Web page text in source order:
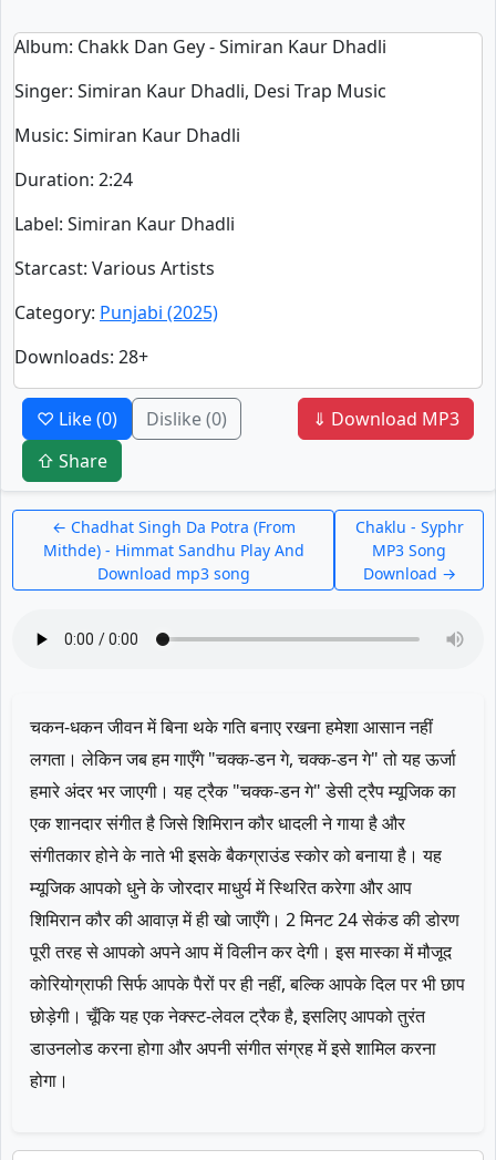
Album: Chakk Dan Gey - Simiran Kaur Dhadli
Singer: Simiran Kaur Dhadli, Desi Trap Music
Music: Simiran Kaur Dhadli
Duration: 2:24
Label: Simiran Kaur Dhadli
Starcast: Various Artists
Category: Punjabi (2025)
Downloads: 28+
♡ Like(0) Dislike(0)
⇓ Download MP3
⇧ Share
← Chadhat Singh Da Potra (From
Mithde) - Himmat Sandhu Play And
Download mp3 song
Chaklu - Syphr
MP3 Song
Download →
चकन-धकन जीवन में बिना थके गति बनाए रखना हमेशा आसान नहीं
लगता। लेकिन जब हम गाएँगे "चक्क-डन गे, चक्क-डन गे" तो यह ऊर्जा
हमारे अंदर भर जाएगी। यह ट्रैक "चक्क-डन गे" डेसी ट्रैप म्यूजिक का
एक शानदार संगीत है जिसे शिमिरान कौर धादली ने गाया है और
संगीतकार होने के नाते भी इसके बैकग्राउंड स्कोर को बनाया है। यह
म्यूजिक आपको धुने के जोरदार माधुर्य में स्थिरित करेगा और आप
शिमिरान कौर की आवाज़ में ही खो जाएँगे। 2 मिनट 24 सेकंड की डोरण
पूरी तरह से आपको अपने आप में विलीन कर देगी। इस मास्का में मौजूद
कोरियोग्राफी सिर्फ आपके पैरों पर ही नहीं, बल्कि आपके दिल पर भी छाप
छोड़ेगी। चूँकि यह एक नेक्स्ट-लेवल ट्रैक है, इसलिए आपको तुरंत
डाउनलोड करना होगा और अपनी संगीत संग्रह में इसे शामिल करना
होगा।